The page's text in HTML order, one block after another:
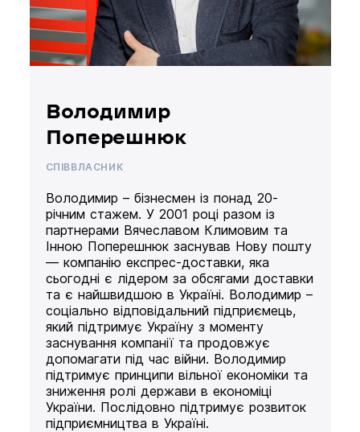
Володимир
Поперешнюк
СПІВВЛАСНИК
Володимир – бізнесмен із понад 20-
річним стажем. У 2001 році разом із
партнерами Вячеславом Климовим та
Інною Поперешнюк заснував Нову пошту
— компанію експрес-доставки, яка
сьогодні є лідером за обсягами доставки
та є найшвидшою в Україні. Володимир –
соціально відповідальний підприємець,
який підтримує Україну з моменту
заснування компанії та продовжує
допомагати під час війни. Володимир
підтримує принципи вільної економіки та
зниження ролі держави в економіці
України. Послідовно підтримує розвиток
підприємництва в Україні.